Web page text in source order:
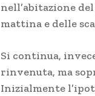
nell’abitazione
mattina e delle
Si continua,
rinvenuta, ma
Inizialmente